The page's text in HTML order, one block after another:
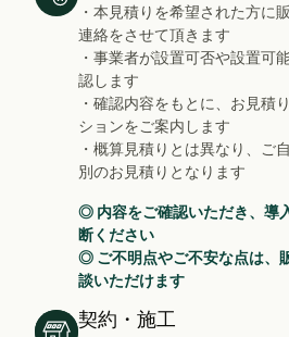
・本見積りを希望された方に
連絡をさせて頂きます
・事業者が設置可否や設置可
認します
・確認内容をもとに、お見積
ションをご案内します
・概算見積りとは異なり、ご
別のお見積りとなります
◎ 内容をご確認いただき、導
断ください
◎ ご不明点やご不安な点は、
談いただけます
契約・施工